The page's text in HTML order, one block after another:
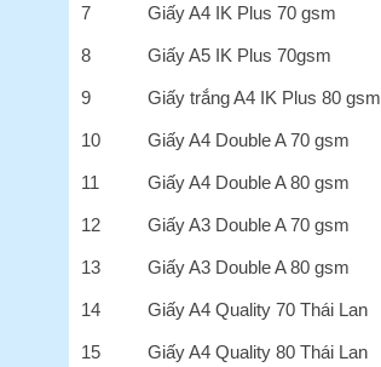
7 Giấy A4 IK Plus 70 gsm
8 Giấy A5 IK Plus 70gsm
9 Giấy trắng A4 IK Plus 80 gsm
10 Giấy A4 Double A 70 gsm
11 Giấy A4 Double A 80 gsm
12 Giấy A3 Double A 70 gsm
13 Giấy A3 Double A 80 gsm
14 Giấy A4 Quality 70 Thái Lan
15 Giấy A4 Quality 80 Thái Lan